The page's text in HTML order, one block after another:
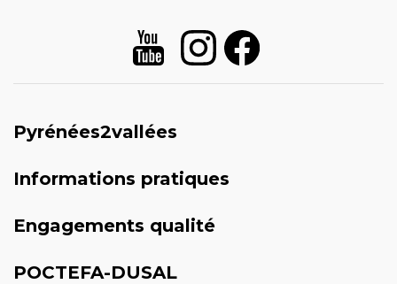
Pyrénées2vallées
Informations pratiques
Engagements qualité
POCTEFA-DUSAL